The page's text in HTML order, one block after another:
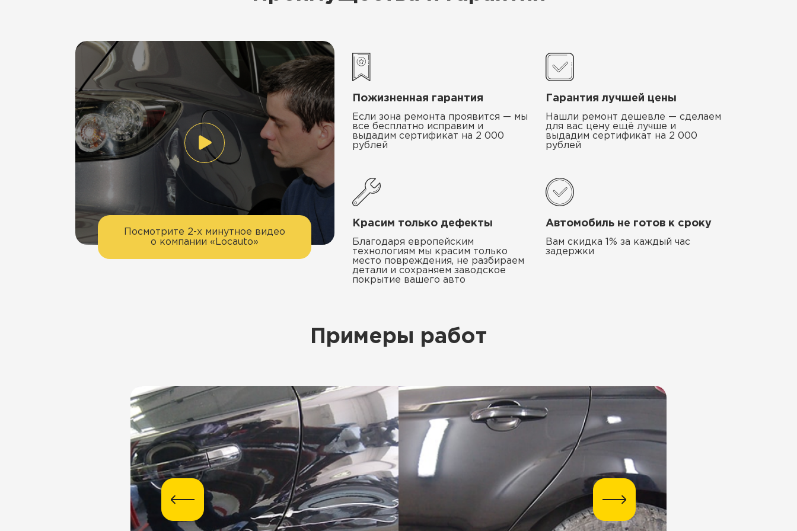
Посмотрите 2-х минутное видео
о компании «Locauto»
Пожизненная гарантия
Если зона ремонта проявится — мы
все бесплатно исправим и
выдадим сертификат на 2 000
рублей
Гарантия лучшей цены
Нашли ремонт дешевле — сделаем
для вас цену ещё лучше и
выдадим сертификат на 2 000
рублей
Красим только дефекты
Благодаря европейским
технологиям мы красим только
место повреждения, не разбираем
детали и сохраняем заводское
покрытие вашего авто
Автомобиль не готов к сроку
Вам скидка 1% за каждый час
задержки
Примеры работ